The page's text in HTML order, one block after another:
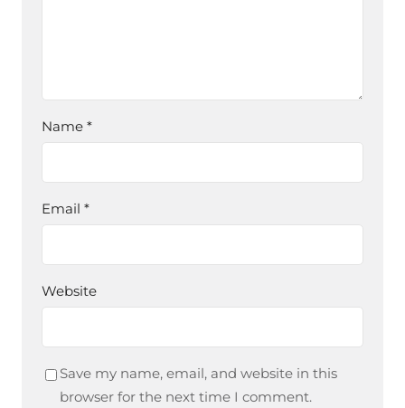
Name *
Email *
Website
Save my name, email, and website in this
browser for the next time I comment.